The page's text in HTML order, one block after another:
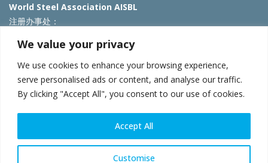
We value your privacy
We use cookies to enhance your browsing experience,
serve personalised ads or content, and analyse our traffic.
By clicking "Accept All", you consent to our use of cookies.
Customise
Accept All
World Steel Association AISBL
注册办事处：
T: +32 2 702 89 00 – E:steel@worldsteel.org
北京市朝阳区霄云路40号院国航世纪大厦1号楼3层3F
E:china@worldsteel.org
使用条款|隐私政策
|网站地图|VAT Number BE 0406.597.373
steeluniversity.org